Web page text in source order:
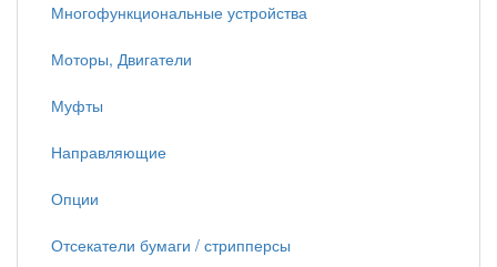
Многофункциональные устройства
Моторы, Двигатели
Муфты
Направляющие
Опции
Отсекатели бумаги / стрипперсы